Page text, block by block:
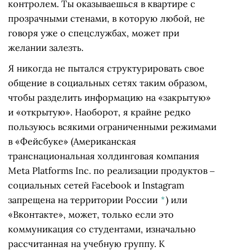
контролем. Ты оказываешься в квартире с
прозрачными стенами, в которую любой, не
говоря уже о спецслужбах, может при
желании залезть.
Я никогда не пытался структурировать свое
общение в социальных сетях таким образом,
чтобы разделить информацию на «закрытую»
и «открытую». Наоборот, я крайне редко
пользуюсь всякими ограниченными режимами
в «Фейсбуке» (Американская
транснациональная холдинговая компания
Meta Platforms Inc. по реализации продуктов ‒
социальных сетей Facebook и Instagram
запрещена на территории России *) или
«Вконтакте», может, только если это
коммуникация со студентами, изначально
рассчитанная на учебную группу. К